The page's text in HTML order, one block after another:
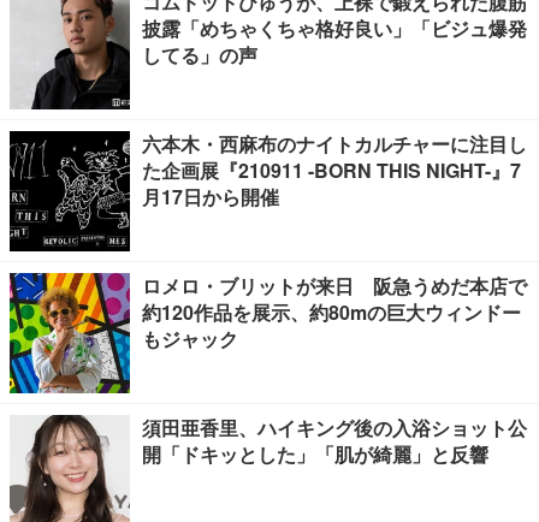
披露「めちゃくちゃ格好良い」「ビジュ爆発
してる」の声
六本木・西麻布のナイトカルチャーに注目し
た企画展『210911 -BORN THIS NIGHT-』7
月17日から開催
ロメロ・ブリットが来日 阪急うめだ本店で
約120作品を展示、約80mの巨大ウィンドー
もジャック
須田亜香里、ハイキング後の入浴ショット公
開「ドキッとした」「肌が綺麗」と反響